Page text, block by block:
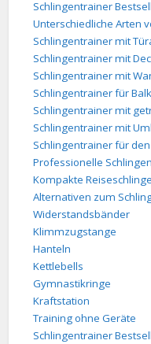
Schlingentrainer
Unterschiedliche Arten
Schlingentrainer mit
Schlingentrainer mit
Schlingentrainer mit
Schlingentrainer für
Schlingentrainer mit
Schlingentrainer mit
Schlingentrainer für
Professionelle
Kompakte
Alternativen zum
Widerstandsbänder
Klimmzugstange
Hanteln
Kettlebells
Gymnastikringe
Kraftstation
Training ohne Geräte
Schlingentrainer